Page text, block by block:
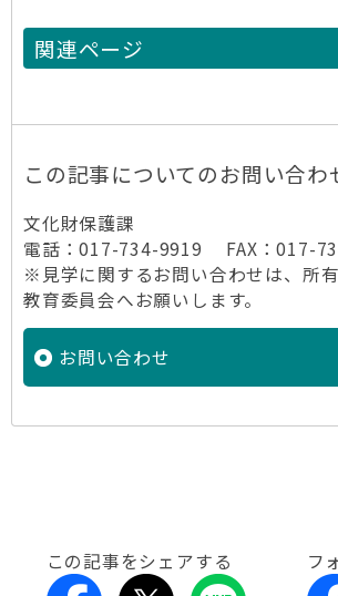
関連ページ
この記事についてのお問い合わ
文化財保護課
電話：017-734-9919 FAX：017-
※見学に関するお問い合わせは、所
教育委員会へお願いします。
お問い合わせ
この記事をシェアする フ